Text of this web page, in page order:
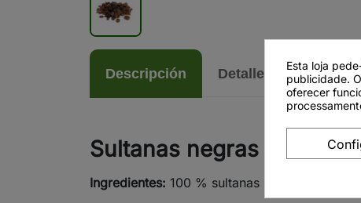
Descripción Detalles del producto
Sultanas negras - 1 kg
Ingredientes: 100 % sultanas negras y aceite
Esta loja
publicidade.
oferecer